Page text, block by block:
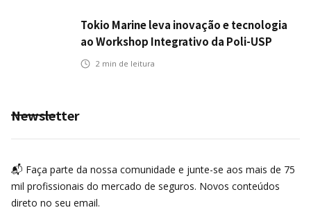
Tokio Marine leva inovação e tecnologia
ao Workshop Integrativo da Poli-USP
2 min de leitura
Newsletter
📬 Faça parte da nossa comunidade e junte-se aos mais de 75
mil profissionais do mercado de seguros. Novos conteúdos
direto no seu email.